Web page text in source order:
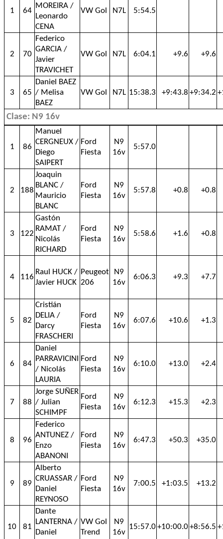
1 64
MOREIRA /
Leonardo
CENA
VW Gol N7L 5:54.5
2 70
Federico
GARCIA /
Javier
TRAVICHET
VW Gol N7L 6:04.1 +9.6 +9.6
3 65
Daniel BAEZ
/ Melisa
BAEZ
VW Gol N7L 15:38.3 +9:43.8 +9:34.2
Clase: N9 16v
1 86
Manuel
CERGNEUX /
Diego
SAIPERT
Ford
Fiesta
N9
16v
5:57.0
2 188
Joaquin
BLANC /
Mauricio
BLANC
Ford
Fiesta
N9
16v
5:57.8 +0.8 +0.8
3 122
Gastón
RAMAT /
Nicolás
RICHARD
Ford
Fiesta
N9
16v
5:58.6 +1.6 +0.8
4 116
Raul HUCK /
Javier HUCK
Peugeot
206
N9
16v
6:06.3 +9.3 +7.7
5 82
Cristián
DELIA /
Darcy
FRASCHERI
Ford
Fiesta
N9
16v
6:07.6 +10.6 +1.3
6 84
Daniel
PARRAVICINI
/ Nicolás
LAURIA
Ford
Fiesta
N9
16v
6:10.0 +13.0 +2.4
7 88
Jorge SUÑER
/ Julian
SCHIMPF
Ford
Fiesta
N9
16v
6:12.3 +15.3 +2.3
8 96
Federico
ANTUNEZ /
Enzo
ABANONI
Ford
Fiesta
N9
16v
6:47.3 +50.3 +35.0
9 89
Alberto
CRUASSAR /
Daniel
REYNOSO
Ford
Fiesta
N9
16v
7:00.5 +1:03.5 +13.2
10 81
Dante
LANTERNA /
Daniel
VW Gol
Trend
N9
16v
15:57.0+10:00.0+8:56.5